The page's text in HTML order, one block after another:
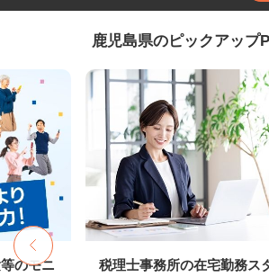
鹿児島県のピックアップ
のモニ 税理士事務所の在宅勤務ス